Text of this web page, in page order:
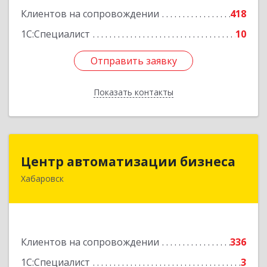
Клиентов на сопровождении
418
1С:Специалист
10
Отправить заявку
Показать контакты
Отправить заявку
Назад
Центр автоматизации бизнеса
Хабаровск
Клиентов на сопровождении
336
1С:Специалист
3
Центр автоматизации бизнеса
680030, Хабаровский край, Хабаровск г, Ленина